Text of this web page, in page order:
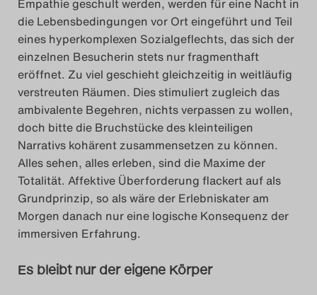
Empathie geschult werden, werden für eine Nacht in
die Lebensbedingungen vor Ort eingeführt und Teil
eines hyperkomplexen Sozialgeflechts, das sich der
einzelnen Besucherin stets nur fragmenthaft
eröffnet. Zu viel geschieht gleichzeitig in weitläufig
verstreuten Räumen. Dies stimuliert zugleich das
ambivalente Begehren, nichts verpassen zu wollen,
doch bitte die Bruchstücke des kleinteiligen
Narrativs kohärent zusammensetzen zu können.
Alles sehen, alles erleben, sind die Maxime der
Totalität. Affektive Überforderung flackert auf als
Grundprinzip, so als wäre der Erlebniskater am
Morgen danach nur eine logische Konsequenz der
immersiven Erfahrung.
Es bleibt nur der eigene Körper